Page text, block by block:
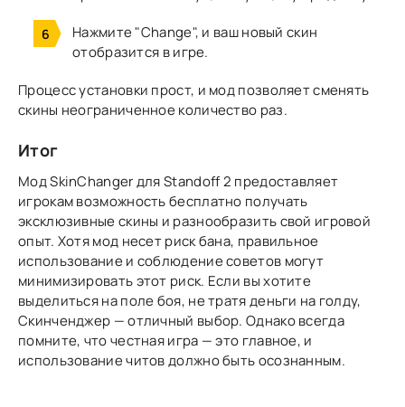
Нажмите "Change", и ваш новый скин
отобразится в игре.
Процесс установки прост, и мод позволяет сменять
скины неограниченное количество раз.
Итог
Мод SkinChanger для Standoff 2 предоставляет
игрокам возможность бесплатно получать
эксклюзивные скины и разнообразить свой игровой
опыт. Хотя мод несет риск бана, правильное
использование и соблюдение советов могут
минимизировать этот риск. Если вы хотите
выделиться на поле боя, не тратя деньги на голду,
Скинченджер — отличный выбор. Однако всегда
помните, что честная игра — это главное, и
использование читов должно быть осознанным.